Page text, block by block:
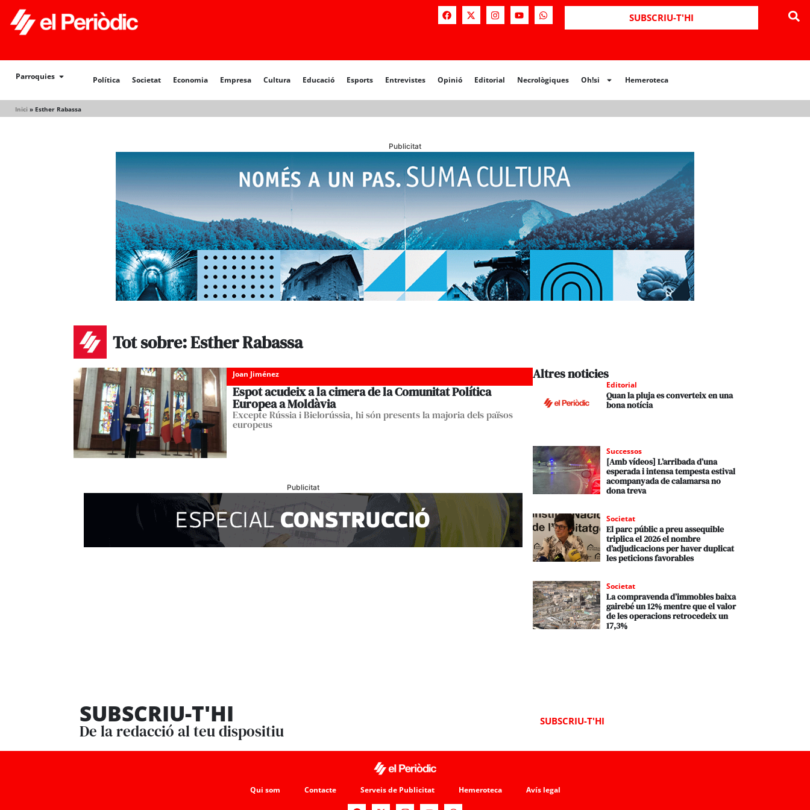
SUBSCRIU-T'HI
Parroquies Política Societat Economia Empresa Cultura Educació Esports Entrevistes Opinió Editorial Necrològiques Oh!si Hemeroteca
Inici » Esther Rabassa
Política Societat Opinió Editorial Necrològiques Hemeroteca
Publicitat
Tot sobre: Esther Rabassa
Joan Jiménez
Espot acudeix a la cimera de la Comunitat Política
Europea a Moldàvia
Excepte Rússia i Bielorússia, hi són presents la majoria dels països
europeus
Publicitat
Altres noticies
Editorial
Quan la pluja es converteix en una
bona notícia
Successos
[Amb vídeos] L’arribada d’una
esperada i intensa tempesta estival
acompanyada de calamarsa no
dona treva
Societat
El parc públic a preu assequible
triplica el 2026 el nombre
d’adjudicacions per haver duplicat
les peticions favorables
Societat
La compravenda d’immobles baixa
gairebé un 12% mentre que el valor
de les operacions retrocedeix un
17,3%
SUBSCRIU-T'HI
De la redacció al teu dispositiu
SUBSCRIU-T'HI
Qui som Contacte Serveis de Publicitat Hemeroteca Avís legal